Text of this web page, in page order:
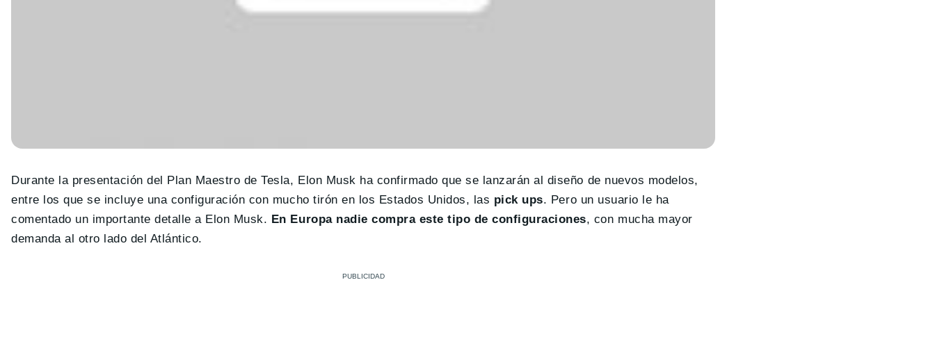
Durante la presentación del Plan Maestro de Tesla, Elon Musk ha confirmado que se lanzarán al diseño de nuevos modelos,
entre los que se incluye una configuración con mucho tirón en los Estados Unidos, las pick ups. Pero un usuario le ha
comentado un importante detalle a Elon Musk. En Europa nadie compra este tipo de configuraciones, con mucha mayor
demanda al otro lado del Atlántico.